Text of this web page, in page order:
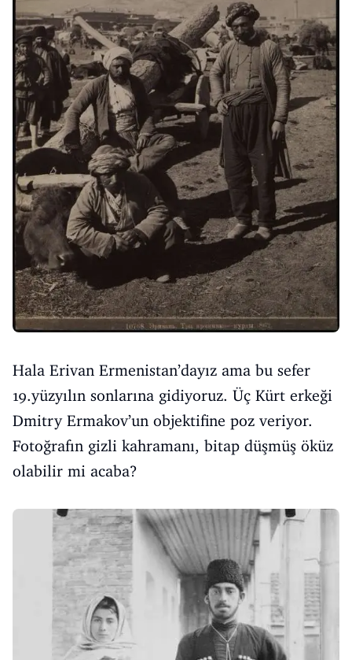
Hala Erivan Ermenistan’dayız ama bu sefer
19.yüzyılın sonlarına gidiyoruz. Üç Kürt erkeği
Dmitry Ermakov’un objektifine poz veriyor.
Fotoğrafın gizli kahramanı, bitap düşmüş öküz
olabilir mi acaba?